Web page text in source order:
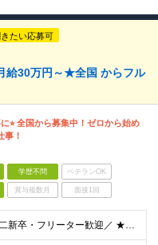
たい応募可
給30万円～★全国 からフル
に⭐︎ 全国から募集中！ゼロから始め
事！
学歴不問 ベテランOK
賞与複数月 面接1回
＼20代活躍中！第二新卒・フリーター歓迎／ ★未経験歓迎！学歴・転職回数不問★ ◎Instagram／TikTok／X／YouTubeなど、 SNSを見るのが好きな方大歓迎です♪ ＼100％ポテン